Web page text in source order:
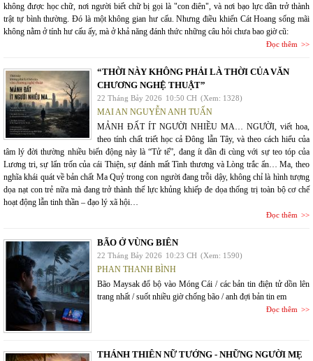
không được học chữ, nơi người biết chữ bị gọi là "con điên", và nơi bạo lực dần trở thành
trật tự bình thường. Đó là một không gian hư cấu. Nhưng điều khiến Cát Hoang sống mãi
không nằm ở tính hư cấu ấy, mà ở khả năng đánh thức những câu hỏi chưa bao giờ cũ:
Đọc thêm
“THỜI NÀY KHÔNG PHẢI LÀ THỜI CỦA VĂN
CHƯƠNG NGHỆ THUẬT”
22 Tháng Bảy 2026 10:50 CH (Xem: 1328)
MAI AN NGUYỄN ANH TUẤN
MẢNH ĐẤT ÍT NGƯỜI NHIỀU MA… NGƯỜI, viết hoa,
theo tính chất triết học cả Đông lẫn Tây, và theo cách hiểu của
tâm lý đời thường nhiều biến động này là “Tử tế”, đang ít dần đi cùng với sự teo tóp của
Lương tri, sự lẩn trốn của cái Thiện, sự đánh mất Tình thương và Lòng trắc ẩn… Ma, theo
nghĩa khái quát về bản chất Ma Quỷ trong con người đang trỗi dậy, không chỉ là hình tượng
dọa nạt con trẻ nữa mà đang trở thành thế lực khủng khiếp đe dọa thống trị toàn bộ cơ chế
hoạt động lẫn tinh thần – đạo lý xã hội…
Đọc thêm
BÃO Ở VÙNG BIÊN
22 Tháng Bảy 2026 10:23 CH (Xem: 1590)
PHAN THANH BÌNH
Bão Maysak đổ bộ vào Móng Cái / các bản tin điện tử dồn lên
trang nhất / suốt nhiều giờ chống bão / anh đợi bản tin em
Đọc thêm
THÁNH THIÊN NỮ TƯỚNG - NHỮNG NGƯỜI MẸ